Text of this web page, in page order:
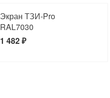
Экран ТЗИ-Pro
RAL7030
1 482 ₽